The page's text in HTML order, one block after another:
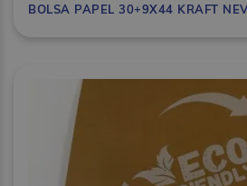
BOLSA PAPEL 30+9X44 KRAFT